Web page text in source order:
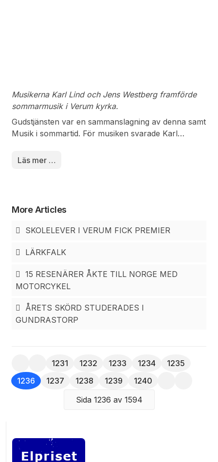
Musikerna Karl Lind och Jens Westberg framförde
sommarmusik i Verum kyrka.
Gudstjänsten var en sammanslagning av denna samt
Musik i sommartid. För musiken svarade Karl
Konsert i två avdelningar omfattade sommarmusik
Kerstin Sturesson framförde åhörarnas tack samt
överlämnade blomster Dagens predikan hölls av
Carl-Olof Danielsson med utgång från orden: Följ
Läs mer …
More Articles
SKOLELEVER I VERUM FICK PREMIER
LÄRKFALK
15 RESENÄRER ÅKTE TILL NORGE MED
MOTORCYKEL
ÅRETS SKÖRD STUDERADES I
GUNDRASTORP
1231 1232 1233 1234
1235
1236
1237 1238 1239
1240
Sida 1236 av 1594